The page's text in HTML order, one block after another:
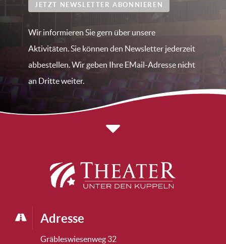
JETZT NEWSLETTER ABONNIEREN
Wir informieren Sie gern über unsere
Aktivitäten. Sie können den Newsletter jederzeit
abbestellen. Wir geben Ihre EMail-Adresse nicht
an Dritte weiter.
Adresse
Gräbleswiesenweg 32